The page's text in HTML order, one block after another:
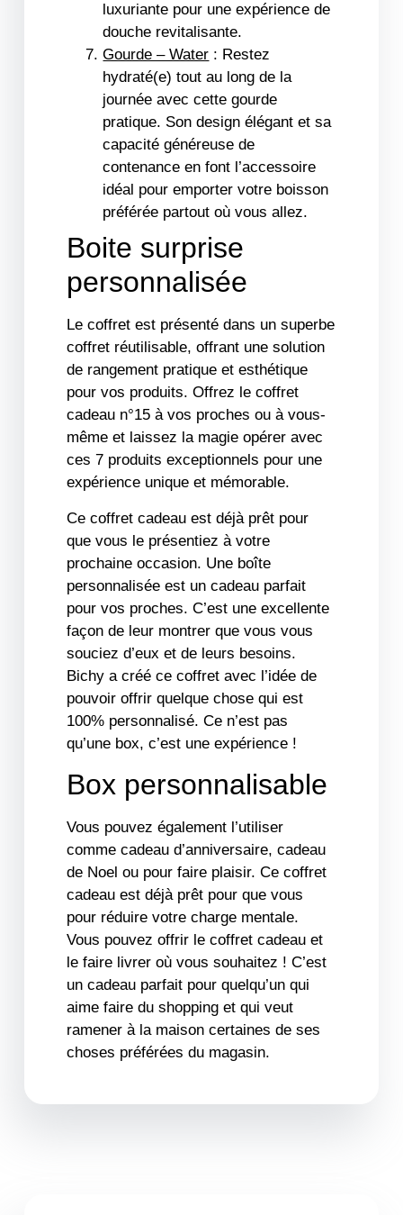
luxuriante pour une expérience de
douche revitalisante.
Gourde – Water : Restez
hydraté(e) tout au long de la
journée avec cette gourde
pratique. Son design élégant et sa
capacité généreuse de
contenance en font l’accessoire
idéal pour emporter votre boisson
préférée partout où vous allez.
Boite surprise
personnalisée
Le coffret est présenté dans un superbe
coffret réutilisable, offrant une solution
de rangement pratique et esthétique
pour vos produits. Offrez le coffret
cadeau n°15 à vos proches ou à vous-
même et laissez la magie opérer avec
ces 7 produits exceptionnels pour une
expérience unique et mémorable.
Ce coffret cadeau est déjà prêt pour
que vous le présentiez à votre
prochaine occasion. Une boîte
personnalisée est un cadeau parfait
pour vos proches. C’est une excellente
façon de leur montrer que vous vous
souciez d’eux et de leurs besoins.
Bichy a créé ce coffret avec l’idée de
pouvoir offrir quelque chose qui est
100% personnalisé. Ce n’est pas
qu’une box, c’est une expérience !
Box personnalisable
Vous pouvez également l’utiliser
comme cadeau d’anniversaire, cadeau
de Noel ou pour faire plaisir. Ce coffret
cadeau est déjà prêt pour que vous
pour réduire votre charge mentale.
Vous pouvez offrir le coffret cadeau et
le faire livrer où vous souhaitez ! C’est
un cadeau parfait pour quelqu’un qui
aime faire du shopping et qui veut
ramener à la maison certaines de ses
choses préférées du magasin.